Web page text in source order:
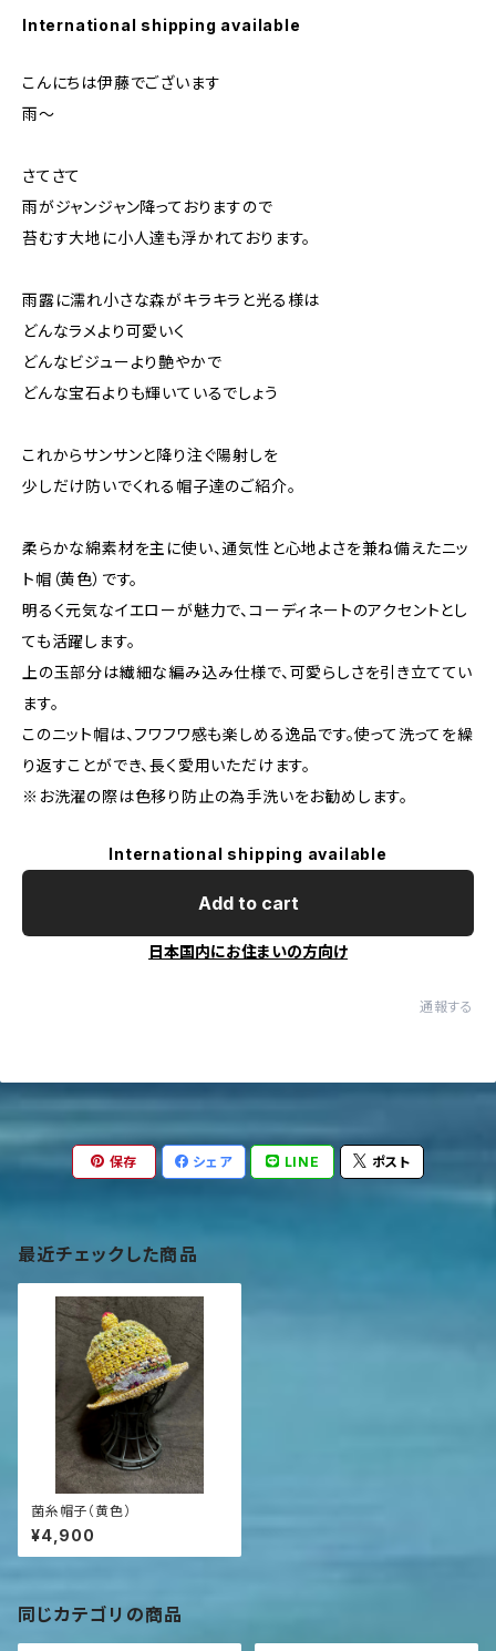
International shipping available
こんにちは伊藤でございます
雨〜
さてさて
雨がジャンジャン降っておりますので
苔むす大地に小人達も浮かれております。
雨露に濡れ小さな森がキラキラと光る様は
どんなラメより可愛いく
どんなビジューより艶やかで
どんな宝石よりも輝いているでしょう
これからサンサンと降り注ぐ陽射しを
少しだけ防いでくれる帽子達のご紹介。
柔らかな綿素材を主に使い、通気性と心地よさを兼ね備えたニッ
ト帽（黄色）です。
明るく元気なイエローが魅力で、コーディネートのアクセントとし
ても活躍します。
上の玉部分は繊細な編み込み仕様で、可愛らしさを引き立ててい
ます。
このニット帽は、フワフワ感も楽しめる逸品です。使って洗ってを繰
り返すことができ、長く愛用いただけます。
※お洗濯の際は色移り防止の為手洗いをお勧めします。
International shipping available
Add to cart
日本国内にお住まいの方向け
通報する
保存 シェア LINE ポスト
最近チェックした商品
菌糸帽子（黄色）
¥4,900
同じカテゴリの商品